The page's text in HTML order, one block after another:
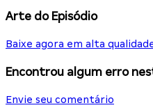
Arte do Episódio
Baixe agora em alta
Encontrou algum erro
Envie seu comentário